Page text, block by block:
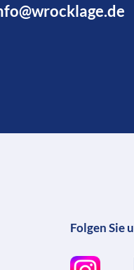
Folgen Sie